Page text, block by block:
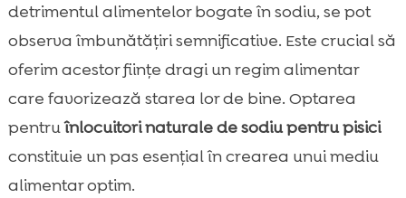
detrimentul alimentelor bogate în sodiu, se pot
observa îmbunătățiri semnificative. Este crucial să
oferim acestor ființe dragi un regim alimentar
care favorizează starea lor de bine. Optarea
pentruînlocuitori naturale de sodiu pentru pisici
constituie un pas esențial în crearea unui mediu
alimentar optim.